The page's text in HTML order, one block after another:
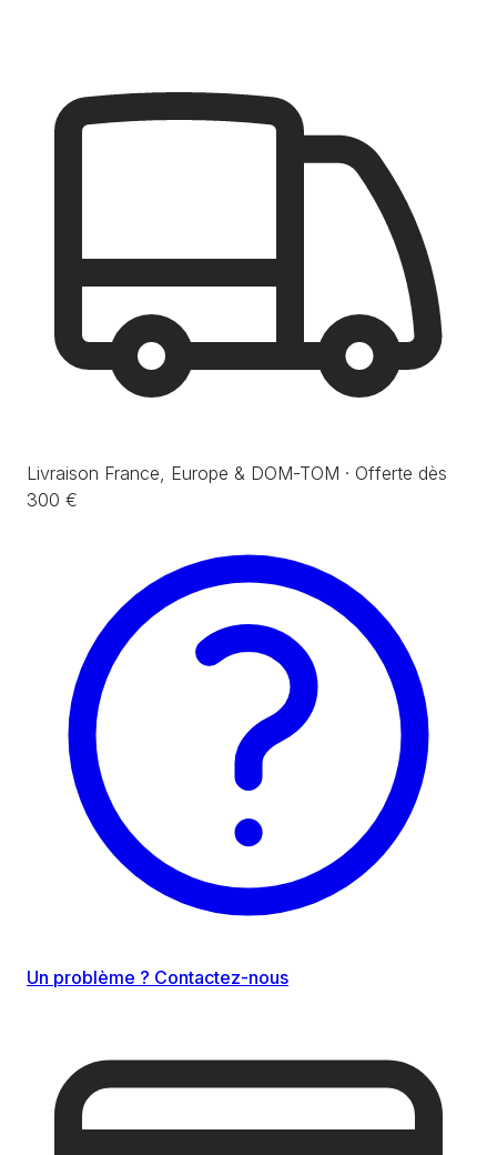
Livraison France, Europe & DOM-TOM · Offerte dès
300 €
Un problème ? Contactez-nous